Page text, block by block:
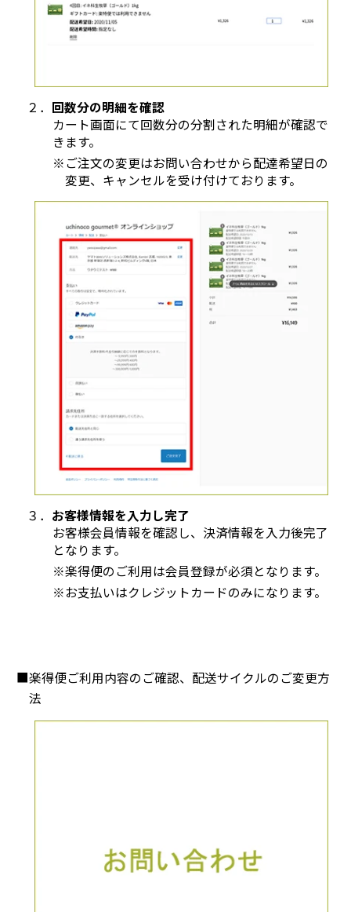
２． 回数分の明細を確認
カート画面にて回数分の分割された明細が確認で
きます。
※ご注文の変更はお問い合わせから配達希望日の
変更、キャンセルを受け付けております。
３． お客様情報を入力し完了
お客様会員情報を確認し、決済情報を入力後完了
となります。
※楽得便のご利用は会員登録が必須となります。
※お支払いはクレジットカードのみになります。
■楽得便ご利用内容のご確認、配送サイクルのご変更方
法